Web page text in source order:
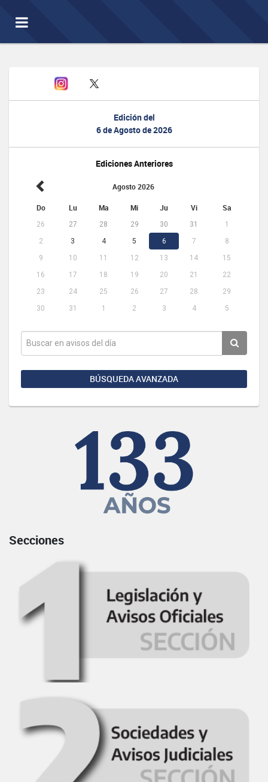
Toggle
navigation
Edición del
6 de Agosto de 2026
Ediciones Anteriores
Agosto 2026
Do Lu Ma Mi Ju Vi Sa
26 27 28 29 30 31
1
2
3 4 5 6 7
8
9
10 11 12 13 14
15
16
17 18 19 20 21
22
23
24 25 26 27 28
29
30
31 1 2 3 4 5
BÚSQUEDA AVANZADA
Secciones